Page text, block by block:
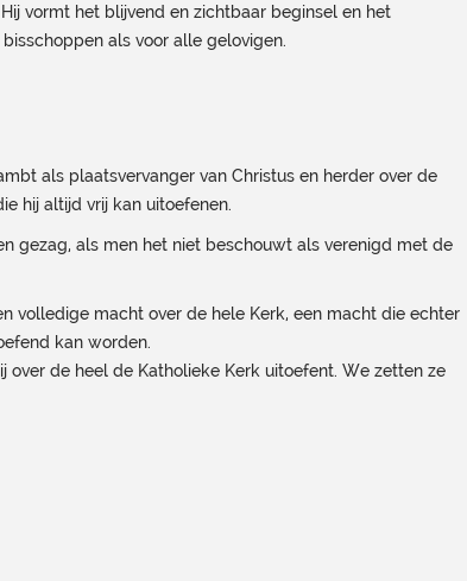
vormt het blijvend en zichtbaar beginsel en het
als voor alle gelovigen.
als plaatsvervanger van Christus en herder over de
hij altijd vrij kan uitoefenen.
gezag, als men het niet beschouwt als verenigd met de
volledige macht over de hele Kerk, een macht die echter
kan worden.
over de heel de Katholieke Kerk uitoefent. We zetten ze